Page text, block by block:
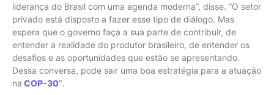
liderança do Brasil com uma agenda moderna”, disse. “O setor
privado está disposto a fazer esse tipo de diálogo. Mas
espera que o governo faça a sua parte de contribuir, de
entender a realidade do produtor brasileiro, de entender os
desafios e as oportunidades que estão se apresentando.
Dessa conversa, pode sair uma boa estratégia para a atuação
na COP-30″.